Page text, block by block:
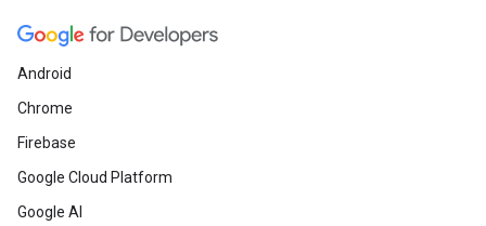
Android
Chrome
Firebase
Google Cloud Platform
Google AI